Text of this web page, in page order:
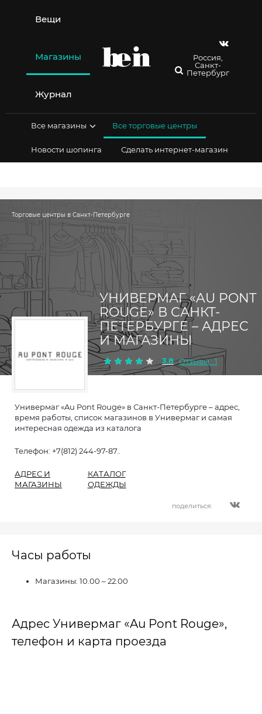
содержимому
Вещи
Магазины
Журнал
Россия,
Санкт-
Петербург
Все магазины Все торговые центры
Новости шопинга Сделать интернет-магазин
Торговые центры в Санкт-Петербурге
УНИВЕРМАГ «AU PONT
ROUGE» В САНКТ-
ПЕТЕРБУРГЕ – АДРЕС
И МАГАЗИНЫ
3.8 Отзывы : 1
Универмаг «Au Pont Rouge» в Санкт-Петербурге – адрес,
время работы, список магазинов в Универмаг и самая
интересная одежда из каталога
Телефон: +7(812) 244-97-87..
АДРЕС И
МАГАЗИНЫ
КАТАЛОГ
ОДЕЖДЫ
поделиться:
Часы работы
Магазины: 10.00 – 22.00
Адрес Универмаг «Au Pont Rouge»,
телефон и карта проезда